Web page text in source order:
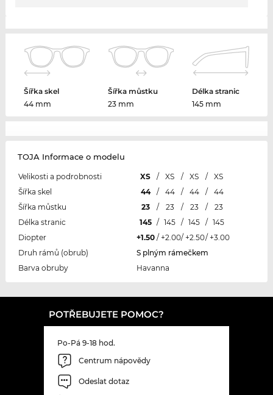
Šířka skel
44 mm
Šířka můstku
23 mm
Délka stranic
145 mm
TOJA Informace o modelu
Velikosti a podrobnosti XS / XS / XS /
XS
Šířka skel
44 / 44 / 44 /
44
Šířka můstku
23 / 23 / 23 /
23
Délka stranic
145 / 145 / 145 / 145
Diopter
+1.50 / +2.00/ +2.50/ +3.00
Druh rámů (obrub)
S plným rámečkem
Barva obruby
Havanna
POTŘEBUJETE POMOC?
Po-Pá 9-18 hod.
Centrum nápovědy
Odeslat dotaz